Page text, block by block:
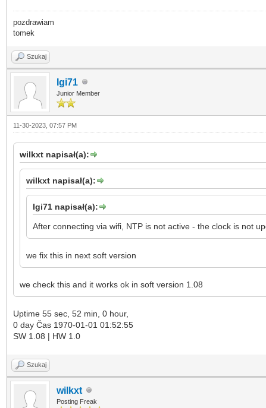
pozdrawiam
tomek
Szukaj
Igi71
Junior Member
11-30-2023, 07:57 PM
wilkxt napisał(a):
wilkxt napisał(a):
Igi71 napisał(a):
After connecting via wifi, NTP is not active - the clock is not
we fix this in next soft version
we check this and it works ok in soft version 1.08
Uptime 55 sec, 52 min, 0 hour,
0 day Čas 1970-01-01 01:52:55
SW 1.08 | HW 1.0
Szukaj
wilkxt
Posting Freak